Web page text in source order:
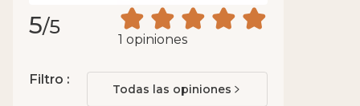
5/5
1 opiniones
Filtro :
Todas las opiniones